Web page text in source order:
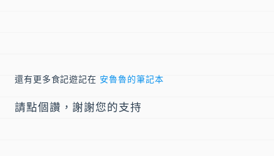
還有更多食記遊記在 安魯魯的筆記本
請點個讚，謝謝您的支持